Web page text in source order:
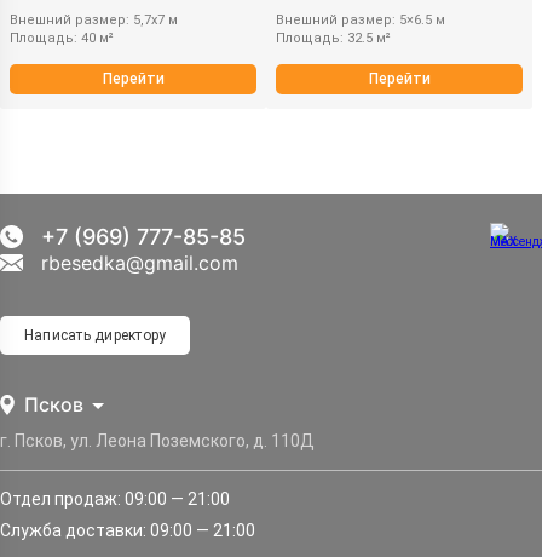
Внешний размер: 5,7х7 м
Площадь: 40 м²
Перейти
Внешний размер: 5×6.5 м
Площадь: 32.5 м²
Перейти
Псков
г. Псков, ул. Леона Поземского, д. 110Д
Отдел продаж: 09:00 — 21:00
Служба доставки: 09:00 — 21:00
Написать директору
+7 (969) 777-85-85
rbesedka@gmail.com